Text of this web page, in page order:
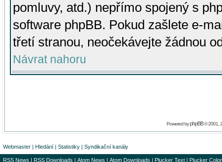
pomluvy, atd.) nepřímo spojený s
software phpBB. Pokud zašlete e-
třetí stranou, neočekávejte žádnou
Návrat nahoru
Powered byphpBB© 2001,
Webmaster | Hledání | Statistiky | Syndikační kanály
RSS News | RSS Downloads | Atom News | Atom Downloads | Plucker Text | Plucker Color